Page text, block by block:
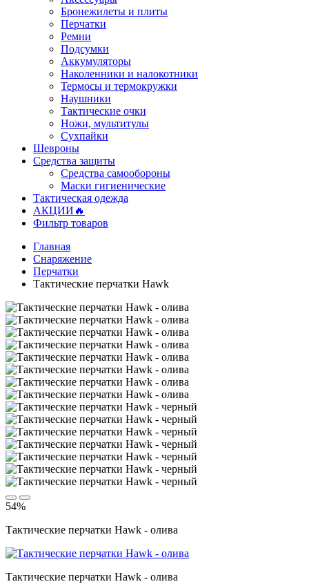
Бронежилеты и плиты
Перчатки
Ремни
Подсумки
Аккумуляторы
Наколенники и налокотники
Термосы и термокружки
Наушники
Тактические очки
Ножи, мультитулы
Сухпайки
Шевроны
Средства защиты
Средства самообороны
Маски гигиенические
Тактическая одежда
АКЦИИ🔥
Фильтр товаров
Главная
Снаряжение
Перчатки
Тактические перчатки Hawk
54%
Тактические перчатки Hawk - олива
Тактические перчатки Hawk - олива